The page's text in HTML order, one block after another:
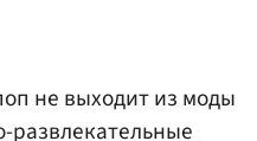
не выходит из моды
развлекательные